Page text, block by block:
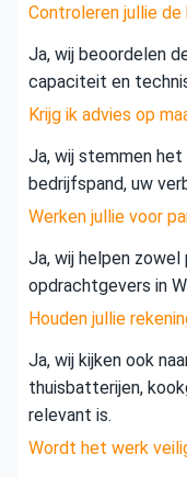
Controleren jullie
Ja, wij beoordelen
capaciteit en
Krijg ik advies op
Ja, wij stemmen
bedrijfspand, uw
Werken jullie voor
Ja, wij helpen
opdrachtgevers in
Houden jullie
Ja, wij kijken ook
thuisbatterijen,
relevant is.
Wordt het werk